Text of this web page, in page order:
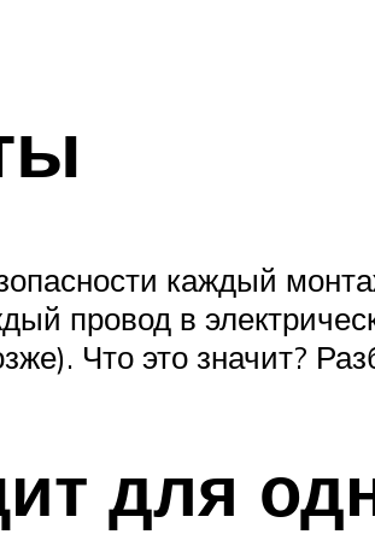
каждый
провод в
Что это значит?
для